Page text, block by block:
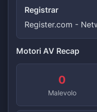
Registrar
Register.com -
Motori AV Recap
0
Malevolo